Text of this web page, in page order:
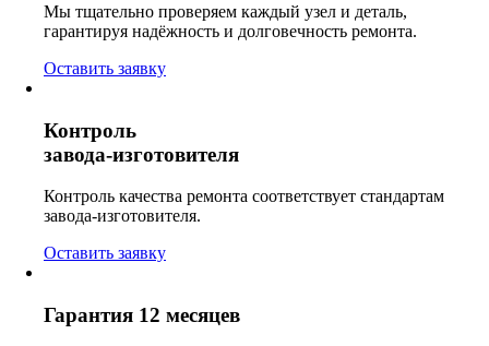
Мы тщательно проверяем каждый узел и деталь,
гарантируя надёжность и долговечность ремонта.
Оставить заявку
Контроль
завода-изготовителя
Контроль качества ремонта соответствует стандартам
завода-изготовителя.
Оставить заявку
Гарантия 12 месяцев